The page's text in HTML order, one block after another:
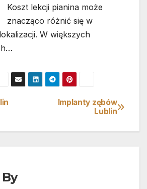
Koszt lekcji pianina może
znacząco różnić się w
W większych
Implanty zębów
Lublin
By